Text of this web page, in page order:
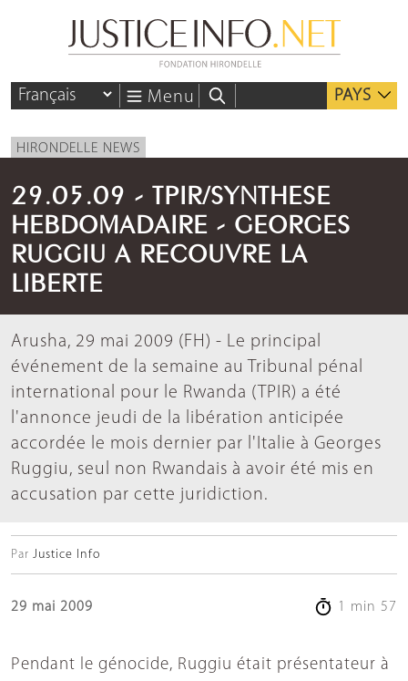
Menu PAYS
HIRONDELLE NEWS
29.05.09 - TPIR/SYNTHESE
HEBDOMADAIRE - GEORGES
RUGGIU A RECOUVRE LA
LIBERTE
Arusha, 29 mai 2009 (FH) - Le principal
événement de la semaine au Tribunal pénal
international pour le Rwanda (TPIR) a été
l'annonce jeudi de la libération anticipée
accordée le mois dernier par l'Italie à Georges
Ruggiu, seul non Rwandais à avoir été mis en
accusation par cette juridiction.
Par Justice Info
29 mai 2009 1 min 57
Pendant le génocide, Ruggiu était présentateur à